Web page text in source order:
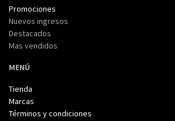
Promociones
Nuevos ingresos
Destacados
Mas vendidos
MENÚ
Tienda
Marcas
Términos y condiciones